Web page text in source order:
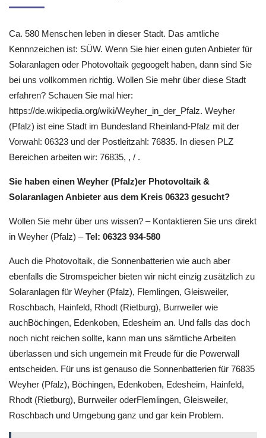
Ca. 580 Menschen leben in dieser Stadt. Das amtliche
Kennnzeichen ist: SÜW. Wenn Sie hier einen guten Anbieter für
Solaranlagen oder Photovoltaik gegoogelt haben, dann sind Sie
bei uns vollkommen richtig. Wollen Sie mehr über diese Stadt
erfahren? Schauen Sie mal hier:
https://de.wikipedia.org/wiki/Weyher_in_der_Pfalz. Weyher
(Pfalz) ist eine Stadt im Bundesland Rheinland-Pfalz mit der
Vorwahl: 06323 und der Postleitzahl: 76835. In diesen PLZ
Bereichen arbeiten wir: 76835, , / .
Sie haben einen Weyher (Pfalz)er Photovoltaik &
Solaranlagen Anbieter aus dem Kreis 06323 gesucht?
Wollen Sie mehr über uns wissen? – Kontaktieren Sie uns direkt
in Weyher (Pfalz) –Tel: 06323 934-580
Auch die Photovoltaik, die Sonnenbatterien wie auch aber
ebenfalls die Stromspeicher bieten wir nicht einzig zusätzlich zu
Solaranlagen für Weyher (Pfalz), Flemlingen, Gleisweiler,
Roschbach, Hainfeld, Rhodt (Rietburg), Burrweiler wie
auchBöchingen, Edenkoben, Edesheim an. Und falls das doch
noch nicht reichen sollte, kann man uns sämtliche Arbeiten
überlassen und sich ungemein mit Freude für die Powerwall
entscheiden. Für uns ist genauso die Sonnenbatterien für 76835
Weyher (Pfalz), Böchingen, Edenkoben, Edesheim, Hainfeld,
Rhodt (Rietburg), Burrweiler oderFlemlingen, Gleisweiler,
Roschbach und Umgebung ganz und gar kein Problem.